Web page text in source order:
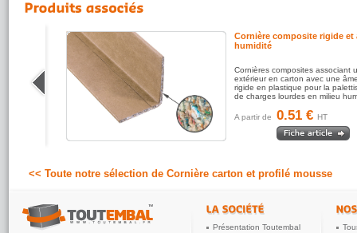
facile
Cornière composite rigide et
humidité
Cornières composites associant
extérieur en carton avec une
rigide en plastique pour la
de charges lourdes en milieu
A partir de 0.51 € HT
<< Toute notre sélection de Cornière carton et profilé mousse
Présentation Toutembal